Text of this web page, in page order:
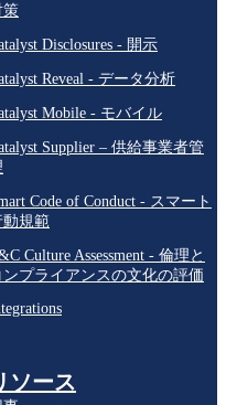
策
Disclosures - 開示
Reveal - データ分析
Mobile - モバイル
Supplier – 供給事業者管
Code of Conduct - スマート
動規範
Culture Assessment - 倫理と
ンプライアンスの文化の評価
ソース